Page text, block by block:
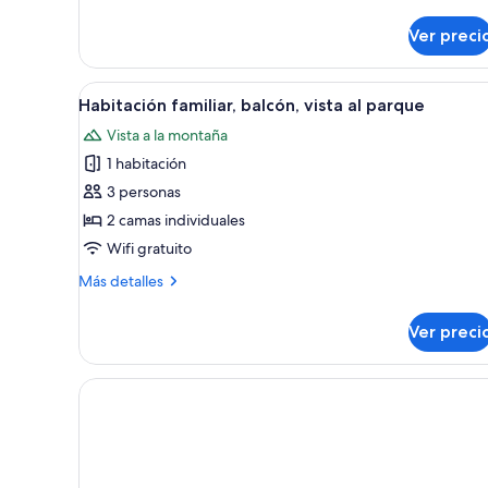
parque
2
habitaciones,
vista
parque
Ver
Abrir
todas
las
fotos
de
Habitación
familiar,
vista
Habitación de hotel con
3
Habitación familiar, balcón, vista al parque
Vista a la montaña
1 habitación
3 personas
2 camas individuales
Wifi gratuito
Más detalles
Más
familiar,
balcón,
vista
Ver